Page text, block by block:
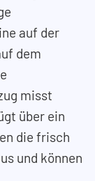
auf der
dem
misst
über ein
die frisch
und können